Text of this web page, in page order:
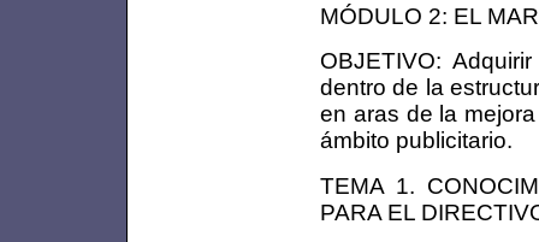
MÓDULO 2: EL
OBJETIVO:
dentro de la
en aras de la
ámbito publicitario.
TEMA 1.
PARA EL